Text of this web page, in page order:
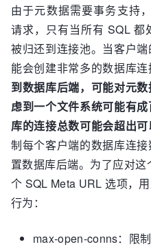
由于元数据需要事务支持
请求，只有当所有 SQL
被归还到连接池。当客户
能会创建非常多的数据库连
到数据库后端，可能对元
虑到一个文件系统可能有
库的连接总数可能会超出
制每个客户端的数据库连
置数据库后端。为了应对
个 SQL Meta URL 选项，
行为：
max-open-conns：限